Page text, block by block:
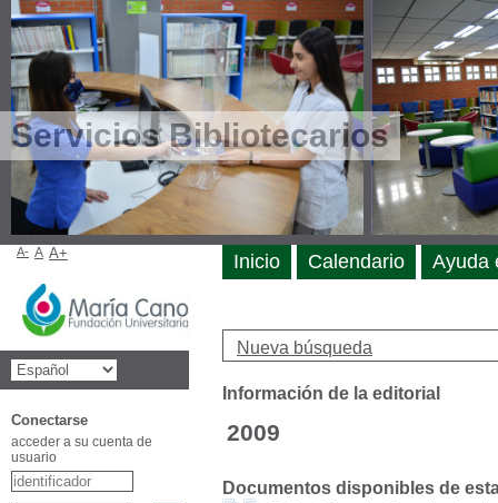
Servicios Bibliotecarios
Nueva búsqueda
Información de la editorial
2009
Documentos disponibles de
Inicio Calendario Ayuda
A- A A+
Conectarse
acceder a su cuenta de
usuario